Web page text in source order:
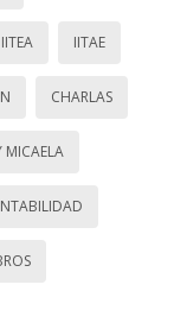
IITEA IITAE
CHARLAS
MICAELA